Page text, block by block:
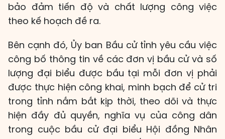
bảo đảm tiến độ và chất lượng công việc
theo kế hoạch đề ra.
Bên cạnh đó, Ủy ban Bầu cử tỉnh yêu cầu việc
công bố thông tin về các đơn vị bầu cử và số
lượng đại biểu được bầu tại mỗi đơn vị phải
được thực hiện công khai, minh bạch để cử tri
trong tỉnh nắm bắt kịp thời, theo dõi và thực
hiện đầy đủ quyền, nghĩa vụ của công dân
trong cuộc bầu cử đại biểu Hội đồng Nhân